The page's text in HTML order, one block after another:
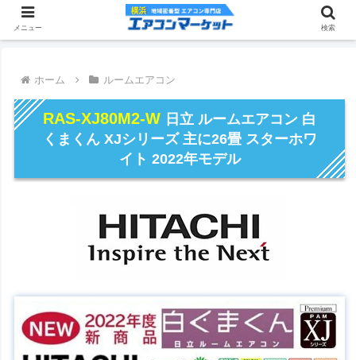
ホーム ルームエアコン
RAS-XJ80M2-W 日立 ルームエアコン 白
くまくん XJシリーズ 主に26畳 スターホワ
イト 2022年モデル
メニュー 検索